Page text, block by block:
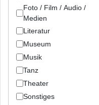
Foto / Film / Audio /
Medien
Literatur
Museum
Musik
Tanz
Theater
Sonstiges